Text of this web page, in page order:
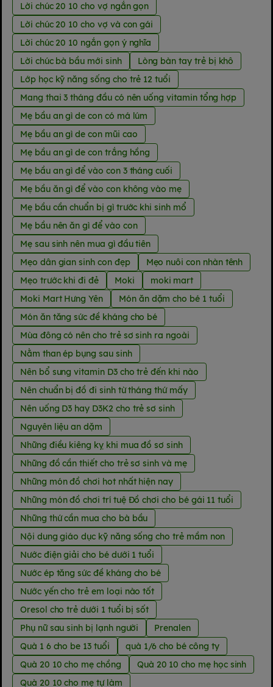
Lời chúc 20 10 cho vợ ngắn gọn
Lời chúc 20 10 cho vợ và con gái
Lời chúc 20 10 ngắn gọn ý nghĩa
Lời chúc bà bầu mới sinh
Lòng bàn tay trẻ bị khô
Lớp học kỹ năng sống cho trẻ 12 tuổi
Mang thai 3 tháng đầu có nên uống vitamin tổng hợp
Mẹ bầu an gì de con có má lúm
Mẹ bầu an gì de con mũi cao
Mẹ bầu an gì de con trắng hồng
Mẹ bầu an gì để vào con 3 tháng cuối
Mẹ bầu ăn gì để vào con không vào mẹ
Mẹ bầu cần chuẩn bị gì trước khi sinh mổ
Mẹ bầu nên ăn gì để vào con
Mẹ sau sinh nên mua gì đầu tiên
Mẹo dân gian sinh con đẹp
Mẹo nuôi con nhàn tênh
Mẹo trước khi đi đẻ
Moki
moki mart
Moki Mart Hưng Yên
Món ăn dặm cho bé 1 tuổi
Món ăn tăng sức đề kháng cho bé
Mùa đông có nên cho trẻ sơ sinh ra ngoài
Nằm than ép bụng sau sinh
Nên bổ sung vitamin D3 cho trẻ đến khi nào
Nên chuẩn bị đồ đi sinh từ tháng thứ mấy
Nên uống D3 hay D3K2 cho trẻ sơ sinh
Nguyên liệu an dặm
Những điều kiêng kỵ khi mua đồ sơ sinh
Những đồ cần thiết cho trẻ sơ sinh và mẹ
Những món đồ chơi hot nhất hiện nay
Những món đồ chơi trí tuệ Đồ chơi cho bé gái 11 tuổi
Những thứ cần mua cho bà bầu
Nội dung giáo dục kỹ năng sống cho trẻ mầm non
Nước điện giải cho bé dưới 1 tuổi
Nước ép tăng sức đề kháng cho bé
Nước yến cho trẻ em loại nào tốt
Oresol cho trẻ dưới 1 tuổi bị sốt
Phụ nữ sau sinh bị lạnh người
Prenalen
Quà 1 6 cho be 13 tuổi
quà 1/6 cho bé công ty
Quà 20 10 cho mẹ chồng
Quà 20 10 cho mẹ học sinh
Quà 20 10 cho mẹ tự làm